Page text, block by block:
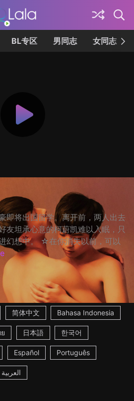
BL专区 男同志 女同志
即将出国留学。离开前，两人出去
友坦承心意的柯蔚凯难以入眠，只
幻想中。 ☆在你消失以前，可以
简体中文 Bahasa Indonesia
日本語 한국어
Español Português
العربية